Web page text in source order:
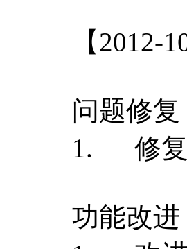
【2012-
问题修复
1. 修复
功能改进